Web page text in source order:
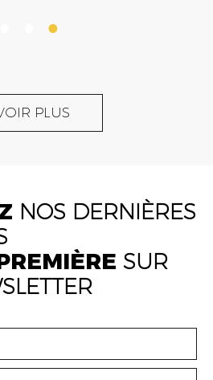
PLUS
NOS DERNIÈRES
SUR